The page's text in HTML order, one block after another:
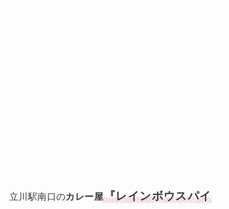
立川駅南口のカレー屋『レインボウスパイ